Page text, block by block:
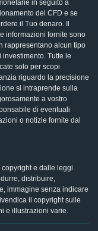
in seguito a
dei CFD e se
il Tuo denaro. Il
informazioni fornite sono
rappresentano alcun tipo
Tutte le
solo per scopi
riguardo la precisione
si intraprende sulla
a vostro
di eventuali
o notizie fornite dal
e dalle leggi
distribuire,
immagine senza indicare
il copyright sulle
e illustrazioni varie.